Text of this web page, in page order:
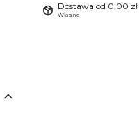
Dostawa od 0,00 zł
Własne